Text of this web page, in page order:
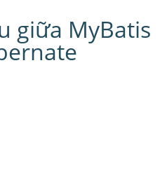
giữa MyBatis